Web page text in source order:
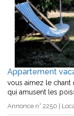
Appartement
vous aimez le chant
qui amusent les
Annonce n° 2250 |